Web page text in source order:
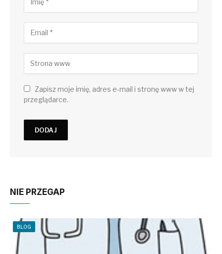
Zapisz moje imię, adres e-mail i stronę www w tej
przeglądarce.
NIE PRZEGAP
BLOG